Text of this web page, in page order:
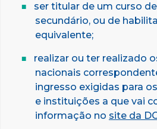
ser titular de um curso
secundário, ou de
equivalente;
realizar ou ter realizado
nacionais
ingresso exigidas para
e instituições a que vai
informação no site da